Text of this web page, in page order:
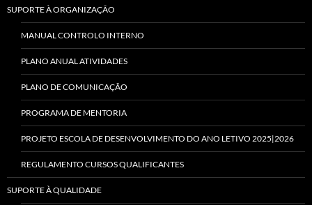
SUPORTE À ORGANIZAÇÃO
MANUAL CONTROLO INTERNO
PLANO ANUAL ATIVIDADES
PLANO DE COMUNICAÇÃO
PROGRAMA DE MENTORIA
PROJETO ESCOLA DE DESENVOLVIMENTO DO ANO LETIVO 2025|2026
REGULAMENTO CURSOS QUALIFICANTES
SUPORTE À QUALIDADE